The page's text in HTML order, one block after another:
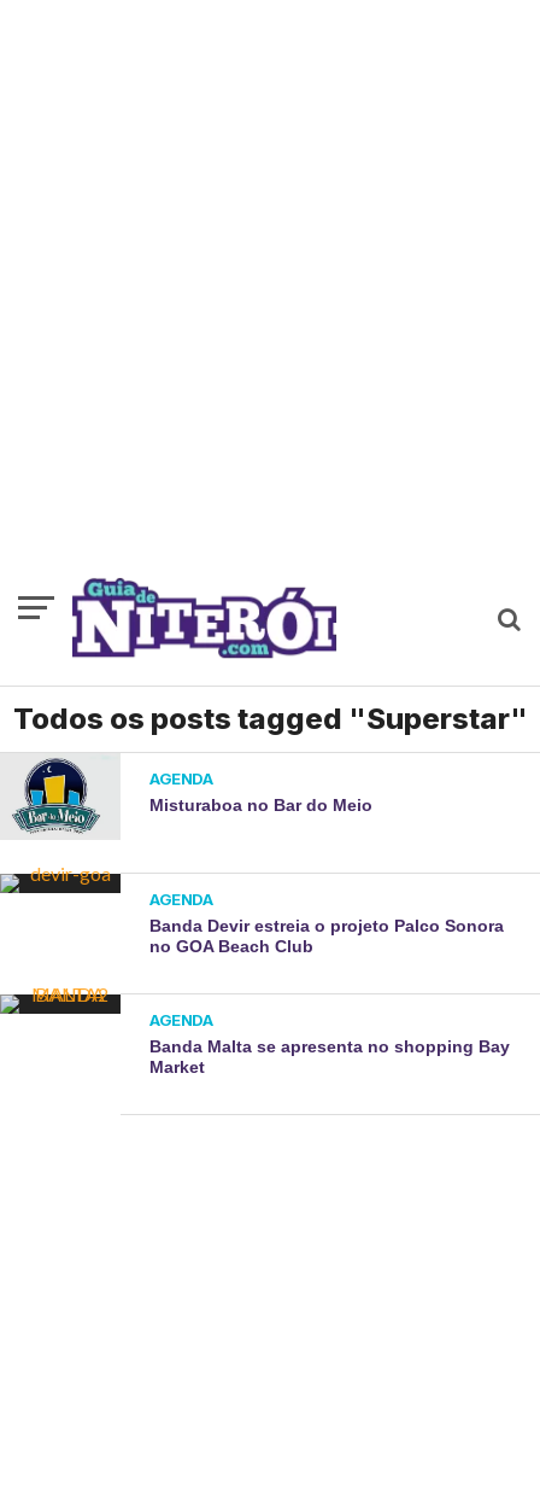
Todos os posts tagged "Superstar"
AGENDA
Misturaboa no Bar do Meio
AGENDA
Banda Devir estreia o projeto Palco Sonora
no GOA Beach Club
AGENDA
Banda Malta se apresenta no shopping Bay
Market